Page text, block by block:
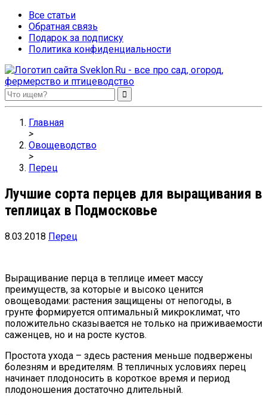
Все статьи
Обратная связь
Подарок за подписку
Политика конфиденциальности
Sveklon.Ru – все про сад, огород, фермерство и птицеводство
Главная
>
Овощеводство
>
Перец
Лучшие сорта перцев для выращивания в
теплицах в Подмосковье
8.03.2018 Перец
Выращивание перца в теплице имеет массу
преимуществ, за которые и высоко ценится
овощеводами: растения защищены от непогоды, в
грунте формируется оптимальный микроклимат, что
положительно сказывается не только на приживаемости
саженцев, но и на росте кустов.
Простота ухода – здесь растения меньше подвержены
болезням и вредителям. В тепличных условиях перец
начинает плодоносить в короткое время и период
плодоношения достаточно длительный.